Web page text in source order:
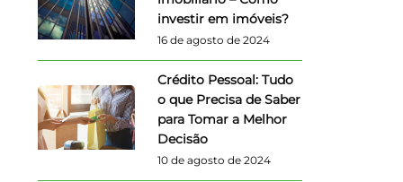
investir em imóveis?
16 de agosto de 2024
Crédito Pessoal: Tudo
o que Precisa de Saber
para Tomar a Melhor
Decisão
10 de agosto de 2024